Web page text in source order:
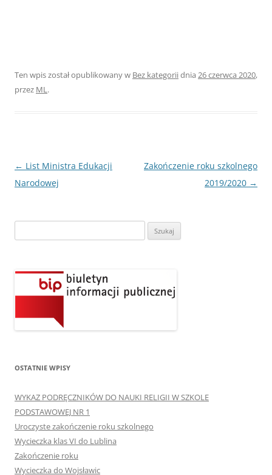
Ten wpis został opublikowany w Bez kategoriidnia 26 czerwca 2020,
przez ML .
Nawigacja
wpisu
← List Ministra Edukacji
Narodowej
Zakończenie roku szkolnego
2019/2020 →
OSTATNIE WPISY
WYKAZ PODRĘCZNIKÓW DO NAUKI RELIGII W SZKOLE
PODSTAWOWEJ NR 1
Uroczyste zakończenie roku szkolnego
Wycieczka klas VI do Lublina
Zakończenie roku
Wycieczka do Wojsławic